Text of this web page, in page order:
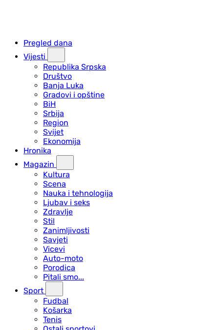
Pregled dana
Vijesti
Republika Srpska
Društvo
Banja Luka
Gradovi i opštine
BiH
Srbija
Region
Svijet
Ekonomija
Hronika
Magazin
Kultura
Scena
Nauka i tehnologija
Ljubav i seks
Zdravlje
Stil
Zanimljivosti
Savjeti
Vicevi
Auto-moto
Porodica
Pitali smo...
Sport
Fudbal
Košarka
Tenis